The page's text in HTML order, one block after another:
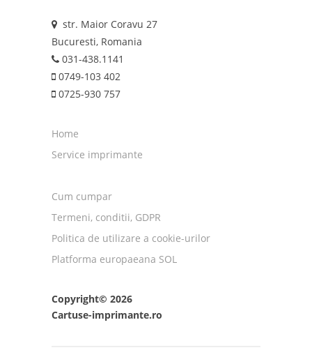
str. Maior Coravu 27
Bucuresti, Romania
031-438.1141
0749-103 402
0725-930 757
Home
Service imprimante
Cum cumpar
Termeni, conditii, GDPR
Politica de utilizare a cookie-urilor
Platforma europaeana SOL
Copyright© 2026
Cartuse-imprimante.ro